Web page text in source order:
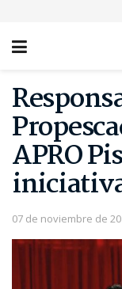
APRO
07 de noviembre de